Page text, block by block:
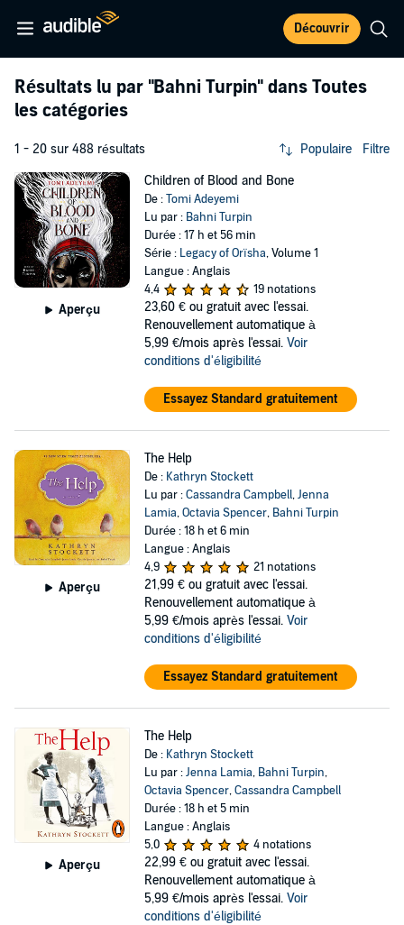
Découvrir
Résultats lu par "Bahni Turpin" dans Toutes
les catégories
1 - 20 sur 488 résultats Populaire Filtre
Aperçu
Children of Blood and Bone
De :Tomi Adeyemi
Lu par : Bahni Turpin
Durée : 17 h et 56 min
Série : Legacy of Orïsha, Volume 1
Langue : Anglais
4,4
19 notations
23,60 € ou gratuit avec l'essai.
Renouvellement automatique à
5,99 €/mois après l'essai. Voir
conditions d'éligibilité
Essayez Standard gratuitement
Aperçu
The Help
De : Kathryn Stockett
Lu par :Cassandra Campbell,Jenna
Lamia,Octavia Spencer, Bahni Turpin
Durée : 18 h et 6 min
Langue : Anglais
4,9
21 notations
21,99 € ou gratuit avec l'essai.
Renouvellement automatique à
5,99 €/mois après l'essai. Voir
conditions d'éligibilité
Essayez Standard gratuitement
Aperçu
The Help
De : Kathryn Stockett
Lu par :Jenna Lamia, Bahni Turpin,
Octavia Spencer,Cassandra Campbell
Durée : 18 h et 5 min
Langue : Anglais
5,0
4 notations
22,99 € ou gratuit avec l'essai.
Renouvellement automatique à
5,99 €/mois après l'essai. Voir
conditions d'éligibilité